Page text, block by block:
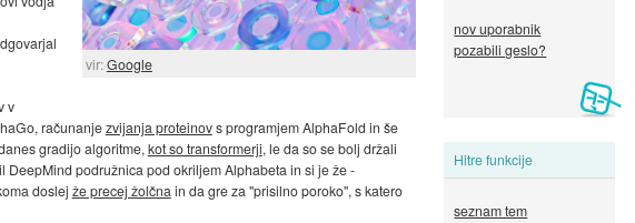
nov uporabnik
pozabili geslo?
Hitre funkcije
seznam tem
vir:Google
v
računanjezvijanja proteinovs programjem AlphaFold in še
gradijo algoritme, kot so transformerji, le da so se bolj držali
podružnica pod okriljem Alphabeta in si je že -
doslej že precej žolčna in da gre za "prisilno poroko", s katero